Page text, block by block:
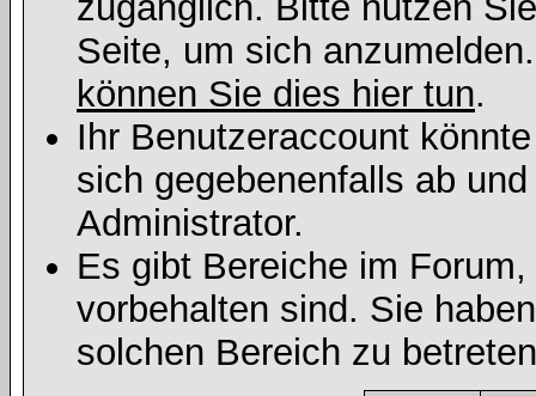
Seite, um sich
können Sie dies hier tun.
Ihr Benutzeraccount
sich gegebenenfalls ab
Administrator.
Es gibt Bereiche im
vorbehalten sind. Sie
solchen Bereich zu